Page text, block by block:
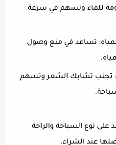
للماء وتسهم في سرعة
تساعد في منع وصول
تجنب تشابك الشعر وتسهم
على نوع السباحة والراحة
عند الشراء.